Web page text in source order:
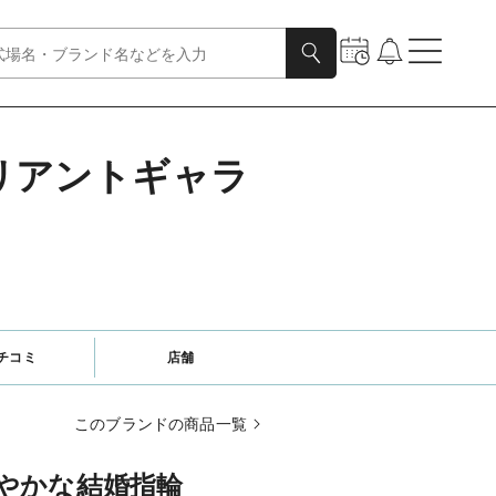
アントギャラ
コミ 店舗
このブランドの商品一覧
かな結婚指輪